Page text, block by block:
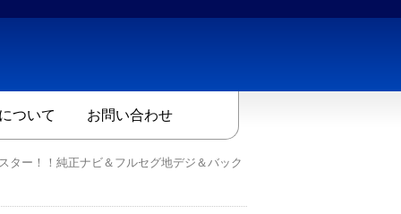
ついて お問い合わせ
ター！！純正ナビ＆フルセグ地デジ＆バック